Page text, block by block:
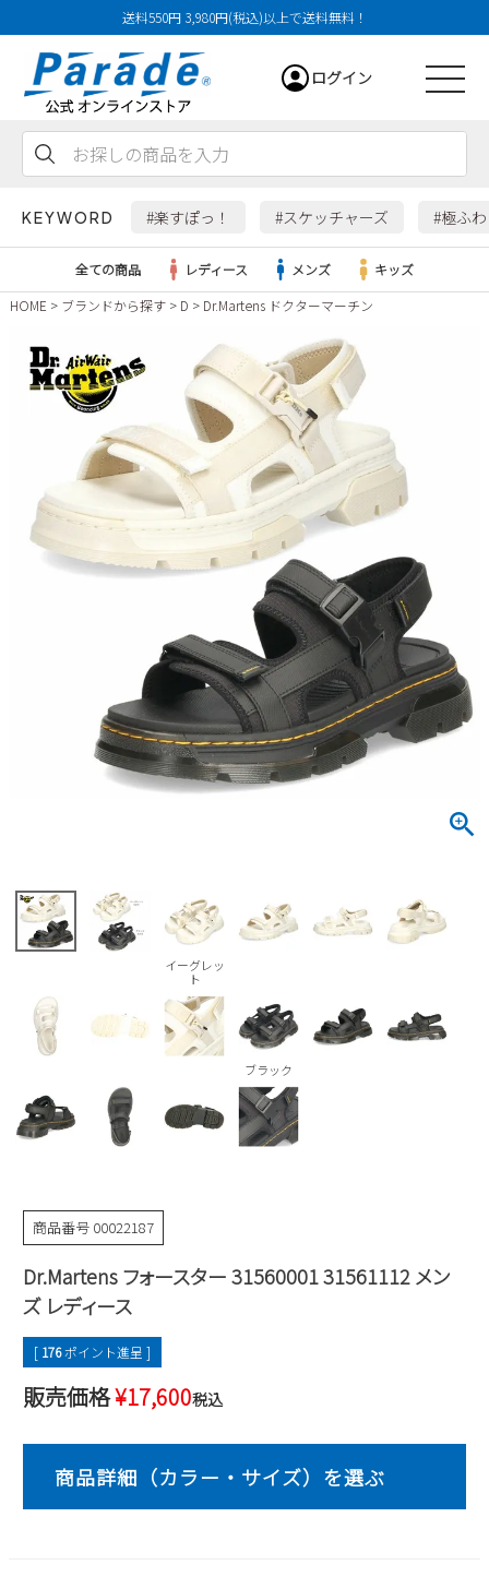
送料550円 3,980円(税込)以上で送料無料！
ログイン
KEYWORD #楽すぽっ！ #スケッチャーズ #極ふ
レディース
すべての商品
サンダル
レインシューズ
ローファー
カジュアルシューズ
ウェア
Parade
SKECHERS
moz
new balance
すべての商品
サンダル
ビジネス・ドレスシューズ
ローファー
ワークシューズ
ブーツ
ウェア
SKECHERS
EDWIN
new balance
キッズ
レインシューズ
スニーカー
ブーツ
Parade
SKECHERS
new balance
asics
NEW
すべての商品
レディース新入荷
メンズ新入荷
すべての商品
レディースSALE
キッズSALE
バッグ
ボディバッグ
ビジネスバッグ
トートバッグ
ショルダーバッグ
すべての商品
ケア用品
雑貨
店舗一覧
ご利用ガイド
会員サービス
お問い合わせ
メルマガ購買
営業日カレンダー
休業日 お問い合わせ窓口休業日
2026 年8月
2
3 4 6 7
全ての商品 レディース メンズ
キッズ
HOME
ブランドから探す D Dr.Martens ドクターマーチン
イーグレッ
ト
ブラック
商品番号 00022187
Dr.Martens フォースター 31560001 31561112 メン
ズ レディース
[ 176ポイント進呈 ]
販売価格¥17,600税込